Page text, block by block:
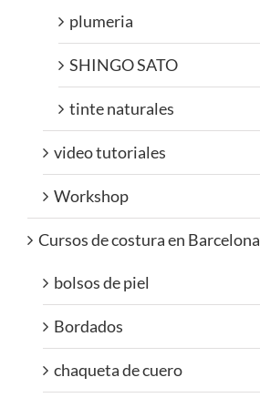
plumeria
SHINGO SATO
tinte naturales
video tutoriales
Workshop
Cursos de costura en Barcelona
bolsos de piel
Bordados
chaqueta de cuero